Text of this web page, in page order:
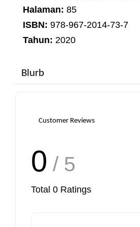
Halaman: 85
ISBN: 978-967-2014-73-7
Tahun: 2020
Blurb
Customer Reviews
0 / 5
Total 0 Ratings